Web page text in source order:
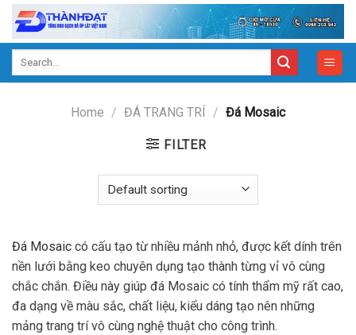
Skip
content
Home / ĐÁ TRANG TRÍ / Đá Mosaic
FILTER
Đá Mosaic có cấu tạo từ nhiều mảnh nhỏ, được kết dính trên
nền lưới bằng keo chuyên dụng tạo thành từng vỉ vô cùng
chắc chắn. Điều này giúp đá Mosaic có tính thẩm mỹ rất cao,
đa dạng về màu sắc, chất liệu, kiểu dáng tạo nên những
mảng trang trí vô cùng nghệ thuật cho công trình.